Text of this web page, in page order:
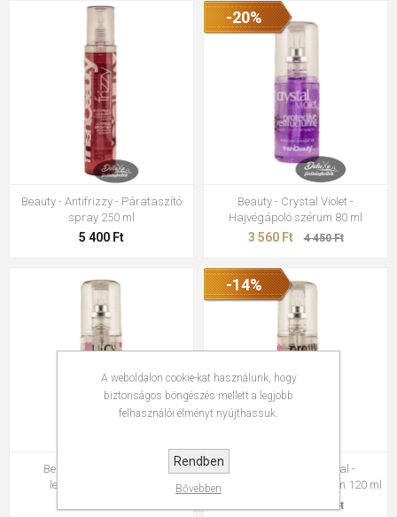
Beauty - Antifrizzy - Párataszító
spray 250 ml
5 400 Ft
-20%
Beauty - Crystal Violet -
Hajvégápoló szérum 80 ml
3 560 Ft 4 450 Ft
Beauty - Juicy - Hajfény
lenmagolajjal 120 ml
-14%
Beauty - Pretty Crystal -
Regeneráló hajfény szérum 120 ml
5 150 Ft
A weboldalon cookie-kat használunk, hogy
biztonságos böngészés mellett a legjobb
felhasználói élményt nyújthassuk.
Rendben
Bővebben